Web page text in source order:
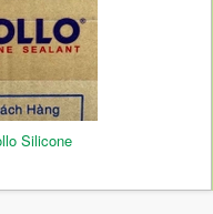
Silicone